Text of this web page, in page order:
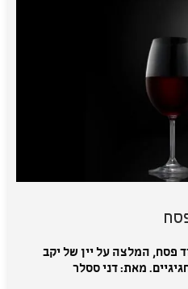
פסח, המלצה על יין של יקב
מאת: דני ססלר